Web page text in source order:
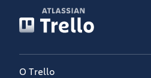
O Trello